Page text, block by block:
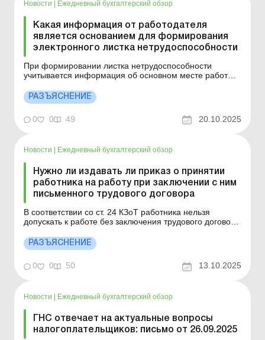
Новости Ежедневный бухгалтерский обзор
Какая информация от работодателя
является основанием для формирования
электронного листка нетрудоспособности
При формировании листка нетрудоспособности
учитывается информация об основном месте работы
уведомления о принятии работника на работу. Больше
по теме: Временная нетрудоспособность работника-
донора во время дополнительного дня отдыха
Оплачивае...
РАЗЪЯСНЕНИЕ
0 0 49 20.10.2025
Новости Ежедневный бухгалтерский обзор
Нужно ли издавать ли приказ о принятии
работника на работу при заключении с ним
письменного трудового договора
В соответствии со ст. 24 КЗоТ работника нельзя
допускать к работе без заключения трудового договора
по теме: Прием на работу в порядке перевода с
другого предприятия Обязательно ли при приеме на
работу предоставлять бумажный военно-учетный
документ...
РАЗЪЯСНЕНИЕ
0 0 50 13.10.2025
Новости | Ежедневный бухгалтерский обзор
ГНС отвечает на актуальные вопросы
налогоплательщиков: письмо от 26.09.2025